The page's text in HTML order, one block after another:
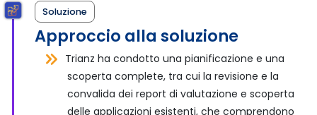
Soluzione
Approccio alla soluzione
Trianz ha condotto una pianificazione e una
scoperta complete, tra cui la revisione e la
convalida dei report di valutazione e scoperta
delle applicazioni esistenti, che comprendono